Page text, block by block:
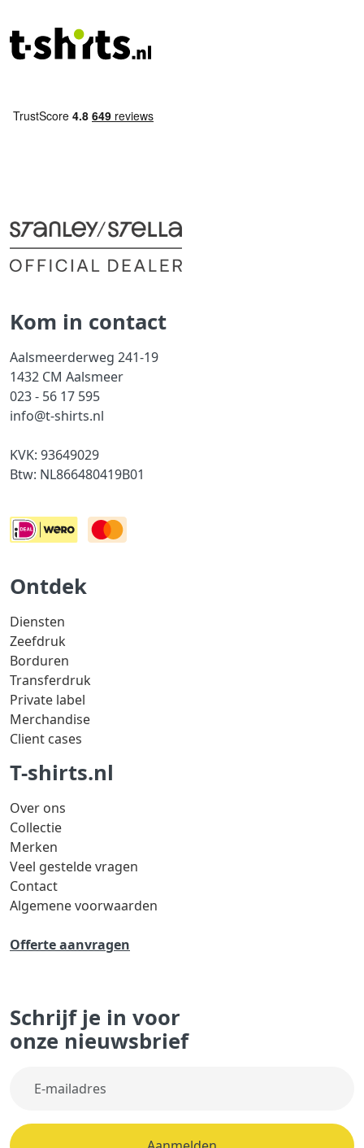
Kom in contact
Aalsmeerderweg 241-19
1432 CM Aalsmeer
023 - 56 17 595
info@t-shirts.nl
KVK: 93649029
Btw: NL866480419B01
Ontdek
Diensten
Zeefdruk
Borduren
Transferdruk
Private label
Merchandise
Client cases
T-shirts.nl
Over ons
Collectie
Merken
Veel gestelde vragen
Contact
Algemene voorwaarden
Offerte aanvragen
Schrijf je in voor
onze nieuwsbrief